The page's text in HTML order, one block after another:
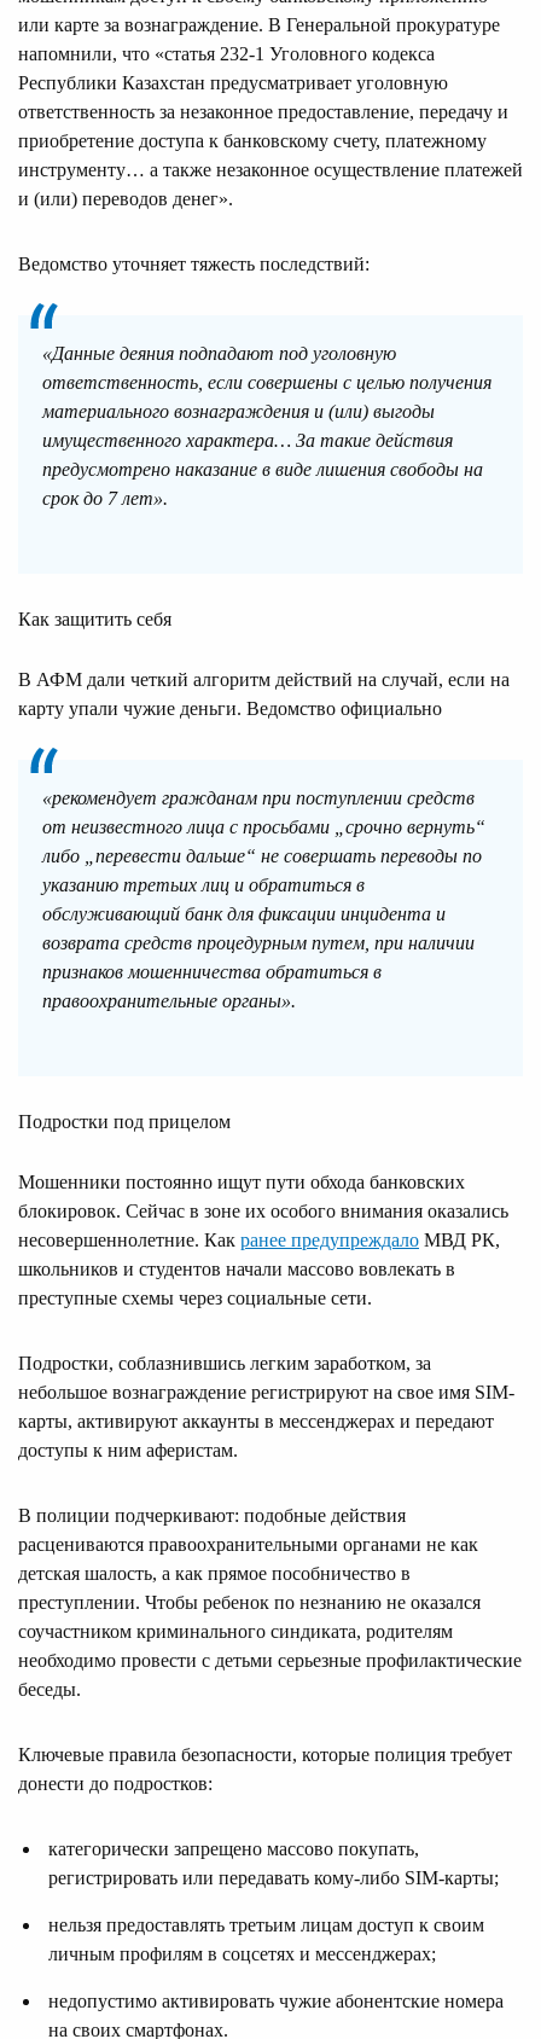
или карте за вознаграждение. В Генеральной прокуратуре
напомнили, что «статья 232-1 Уголовного кодекса
Республики Казахстан предусматривает уголовную
ответственность за незаконное предоставление, передачу и
приобретение доступа к банковскому счету, платежному
инструменту… а также незаконное осуществление платежей
и (или) переводов денег».
Ведомство уточняет тяжесть последствий:
«Данные деяния подпадают под уголовную
ответственность, если совершены с целью получения
материального вознаграждения и (или) выгоды
имущественного характера… За такие действия
предусмотрено наказание в виде лишения свободы на
срок до 7 лет».
Как защитить себя
В АФМ дали четкий алгоритм действий на случай, если на
карту упали чужие деньги. Ведомство официально
«рекомендует гражданам при поступлении средств
от неизвестного лица с просьбами „срочно вернуть“
либо „перевести дальше“ не совершать переводы по
указанию третьих лиц и обратиться в
обслуживающий банк для фиксации инцидента и
возврата средств процедурным путем, при наличии
признаков мошенничества обратиться в
правоохранительные органы».
Подростки под прицелом
Мошенники постоянно ищут пути обхода банковских
блокировок. Сейчас в зоне их особого внимания оказались
несовершеннолетние. Как ранее предупреждало МВД РК,
школьников и студентов начали массово вовлекать в
преступные схемы через социальные сети.
Подростки, соблазнившись легким заработком, за
небольшое вознаграждение регистрируют на свое имя SIM-
карты, активируют аккаунты в мессенджерах и передают
доступы к ним аферистам.
В полиции подчеркивают: подобные действия
расцениваются правоохранительными органами не как
детская шалость, а как прямое пособничество в
преступлении. Чтобы ребенок по незнанию не оказался
соучастником криминального синдиката, родителям
необходимо провести с детьми серьезные профилактические
беседы.
Ключевые правила безопасности, которые полиция требует
донести до подростков:
категорически запрещено массово покупать,
регистрировать или передавать кому-либо SIM-карты;
нельзя предоставлять третьим лицам доступ к своим
личным профилям в соцсетях и мессенджерах;
недопустимо активировать чужие абонентские номера
на своих смартфонах.